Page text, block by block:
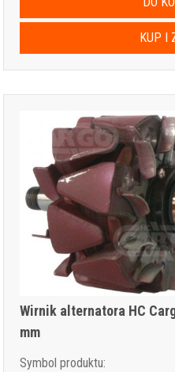
KUP I
Wirnik alternatora HC
mm
Symbol produktu: